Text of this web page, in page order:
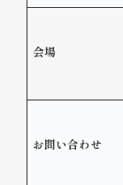
会場
お問い合わせ